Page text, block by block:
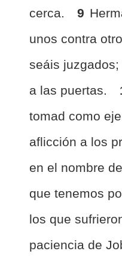
cerca.
9
unos contra
seáis
a las puertas.
tomad como
aflicción a los
en el nombre
que tenemos
los que
paciencia de